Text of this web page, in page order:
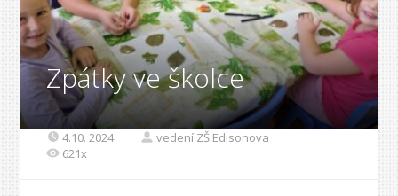
Zpátky ve školce
4.10. 2024
vedení ZŠ Edisonova
621x